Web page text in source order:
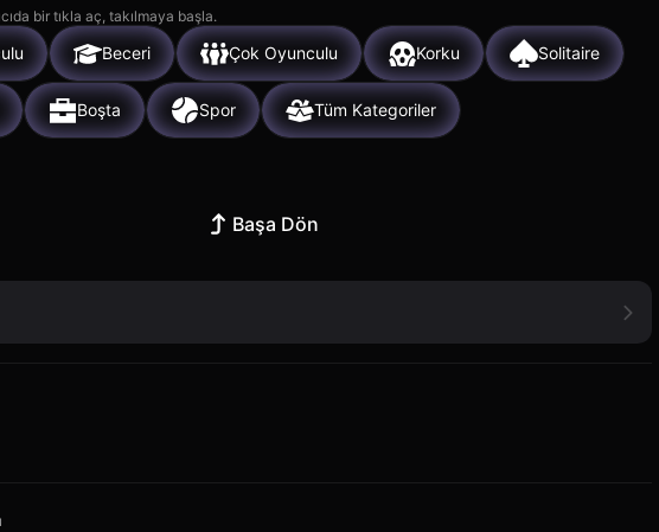
bir tıkla aç, takılmaya başla.
Beceri Çok Oyunculu Korku Solitaire
Boşta Spor Tüm Kategoriler
Başa Dön